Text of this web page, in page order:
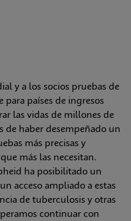
y a los socios pruebas de
países de ingresos
las vidas de millones de
de haber desempeñado un
más precisas y
más las necesitan.
ha posibilitado un
acceso ampliado a estas
de tuberculosis y otras
continuar con